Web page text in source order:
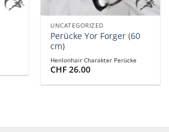
UNCATEGORIZED
Perücke Yor Forger (60
cm)
Henlonhair Charakter Perücke
CHF 26.00